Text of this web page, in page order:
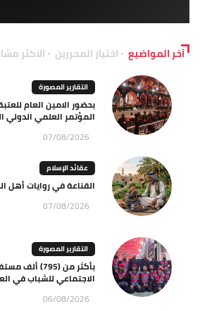
آخر المواضيع اختيار المحررين الاكثر
التقارير المصورة
بحضور الامين العام
المؤتمر العلمي الدولي
07/08/2026
عقائد الإسلام
القناعة في روايات أهل
07/08/2026
التقارير المصورة
بأكثر من
الاجتماعي للشباب في
06/08/2026